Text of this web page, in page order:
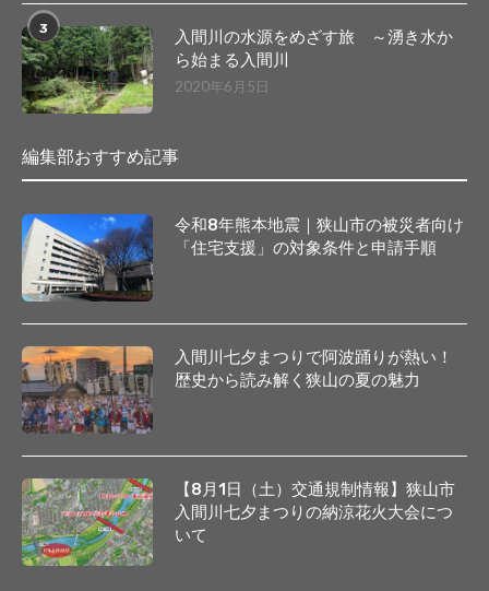
3
入間川の水源をめざす旅 ～湧き水か
ら始まる入間川
2020年6月5日
編集部おすすめ記事
令和8年熊本地震｜狭山市の被災者向け
「住宅支援」の対象条件と申請手順
入間川七夕まつりで阿波踊りが熱い！
歴史から読み解く狭山の夏の魅力
【8月1日（土）交通規制情報】狭山市
入間川七夕まつりの納涼花火大会につ
いて